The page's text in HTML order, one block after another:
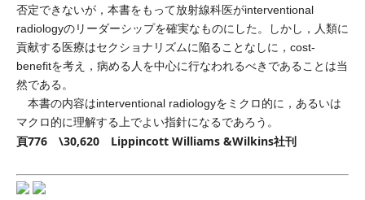
否定できないが，本書をもって放射線科医がinterventional
radiologyのリーダーシップを確実なものにした。しかし，人類に
貢献する医療はセクショナリズムに陥ることなしに，cost-
benefitを考え，病める人を中心に行なわれるべきであることは当
然である。
本書の内容はinterventional radiologyをミクロ的に，あるいは
マクロ的に理解する上でよい指針になるであろう。
頁776 \30,620 Lippincott Williams &Wilkins社刊